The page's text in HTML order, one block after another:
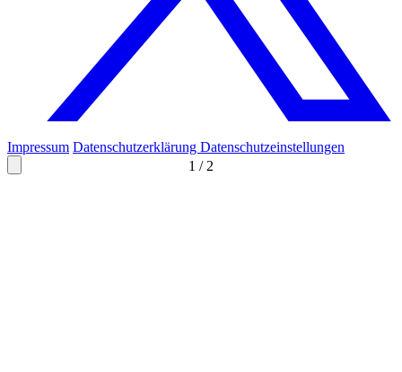
1 / 2
Impressum Datenschutzerklärung Datenschutzeinstellungen